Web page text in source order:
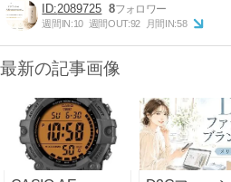
2089725 8
週間IN:10 週間OUT:92 月間IN:58
最新の記事画像